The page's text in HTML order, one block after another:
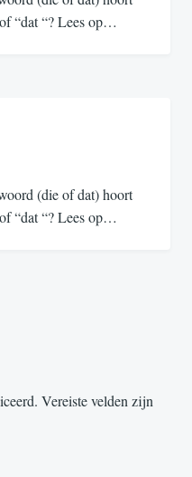
“dat “? Lees op…
(die of dat) hoort
“dat “? Lees op…
Vereiste velden zijn